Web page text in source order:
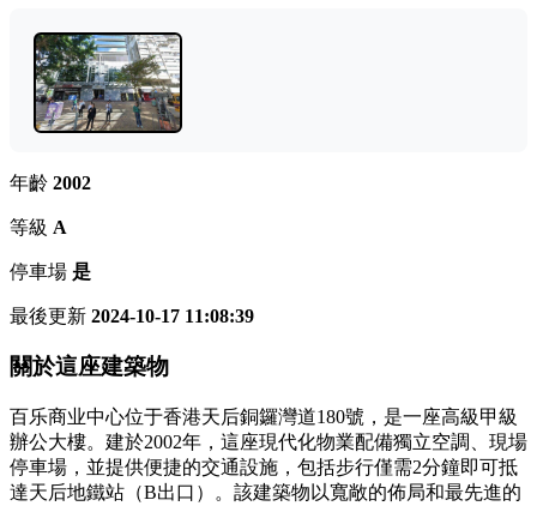
年齡 2002
等級 A
停車場 是
最後更新 2024-10-17 11:08:39
關於這座建築物
百乐商业中心位于香港天后銅鑼灣道180號，是一座高級甲級
辦公大樓。建於2002年，這座現代化物業配備獨立空調、現場
停車場，並提供便捷的交通設施，包括步行僅需2分鐘即可抵
達天后地鐵站（B出口）。該建築物以寬敞的佈局和最先進的